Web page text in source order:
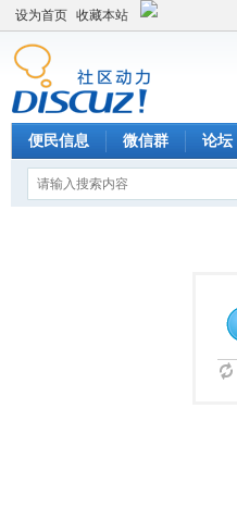
设为首页 收藏本站
便民信息 微信群 论坛